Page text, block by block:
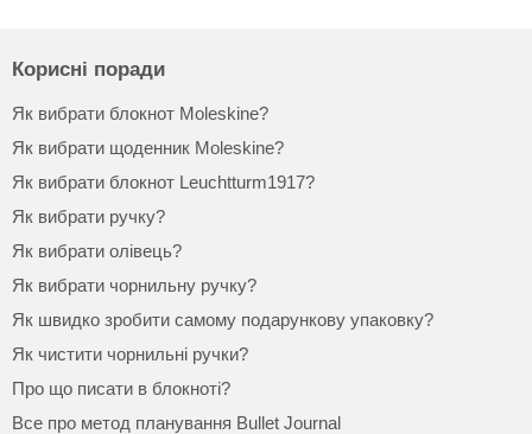
Корисні поради
Як вибрати блокнот Moleskine?
Як вибрати щоденник Moleskine?
Як вибрати блокнот Leuchtturm1917?
Як вибрати ручку?
Як вибрати олівець?
Як вибрати чорнильну ручку?
Як швидко зробити самому подарункову упаковку?
Як чистити чорнильні ручки?
Про що писати в блокноті?
Все про метод планування Bullet Journal